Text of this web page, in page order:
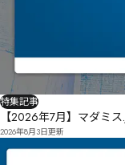
特集記事
【2026年7月】マダミ
2026年8月3日更新